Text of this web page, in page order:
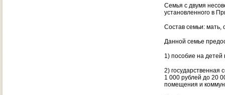
Семья с двумя
установленного в
Состав семьи: мать,
Данной семье
1) пособие на детей
2) государственная
1 000 рублей до 20
помещения и